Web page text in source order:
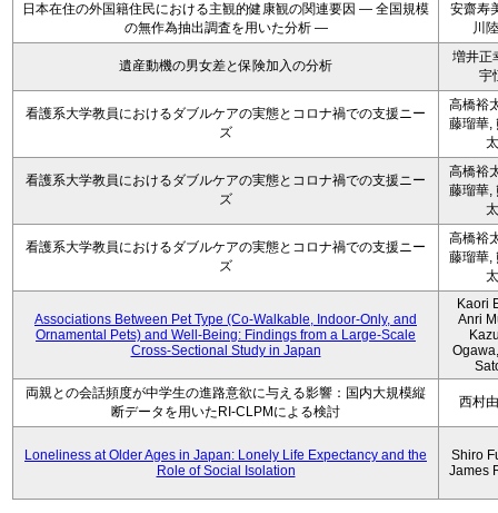
日本在住の外国籍住民における主観的健康観の関連要因 ― 全国規模
の無作為抽出調査を用いた分析 ―
安齋寿
川
遺産動機の男女差と保険加入の分析
増井正
宇
看護系大学教員におけるダブルケアの実態とコロナ禍での支援ニー
ズ
高橋裕
藤瑠華,
太
看護系大学教員におけるダブルケアの実態とコロナ禍での支援ニー
ズ
高橋裕
藤瑠華,
太
看護系大学教員におけるダブルケアの実態とコロナ禍での支援ニー
ズ
高橋裕
藤瑠華,
太
Associations Between Pet Type (Co-Walkable, Indoor-Only, and
Ornamental Pets) and Well-Being: Findings from a Large-Scale
Cross-Sectional Study in Japan
Kaori
Anri
両親との会話頻度が中学生の進路意欲に与える影響：国内大規模縦
断データを用いたRI-CLPMによる検討
西村
Loneliness at Older Ages in Japan: Lonely Life Expectancy and the
Role of Social Isolation
Shiro
James